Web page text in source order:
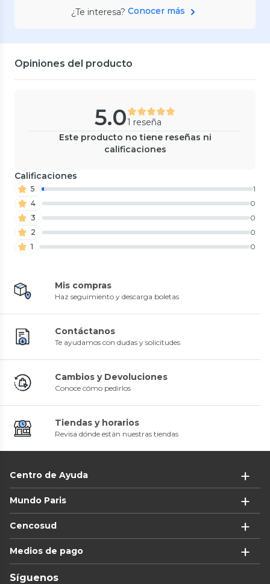
¿Te interesa? Conocer más
Opiniones del producto
5.01 reseña
Este producto no tiene reseñas ni
calificaciones
Calificaciones
5
1
4
0
3
0
2
0
1
0
Mis compras
Haz seguimiento y descarga boletas
Contáctanos
Te ayudamos con dudas y solicitudes
Cambios y Devoluciones
Conoce cómo pedirlos
Tiendas y horarios
Revisa dónde están nuestras tiendas
Centro de Ayuda
Mundo Paris
Cencosud
Medios de pago
Síguenos